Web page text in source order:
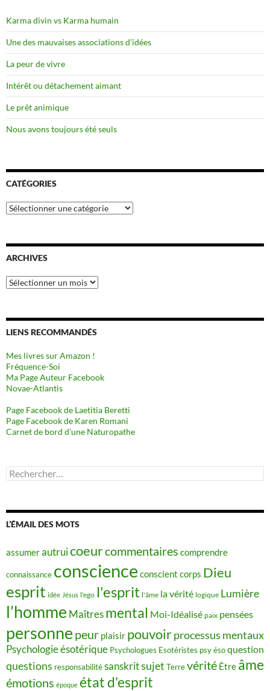
Karma divin vs Karma humain
Une des mauvaises associations d’idées
La peur de vivre
Intérêt ou détachement aimant
Le prêt animique
Nous avons toujours été seuls
CATÉGORIES
Catégories
ARCHIVES
Archives
LIENS RECOMMANDÉS
Mes livres sur Amazon !
Fréquence-Soi
Ma Page Auteur Facebook
Novae-Atlantis
Page Facebook de Laetitia Beretti
Page Facebook de Karen Romani
Carnet de bord d’une Naturopathe
Rechercher :
L’ÉMAIL DES MOTS
assumerautruicoeurcommentaires comprendre
connaissance conscience conscient corps Dieu
esprit idée Jésus l'ego l'esprit l'âme la vérité logique Lumière
l’homme Maîtres mental Moi-Idéalisé paix pensées
personne peur plaisir pouvoirprocessus mentaux
Psychologie ésotérique Psychologues Esotéristes psy ésoquestion
questions responsabilitésanskritsujet Terrevérité Être âme
émotions époque état d'esprit